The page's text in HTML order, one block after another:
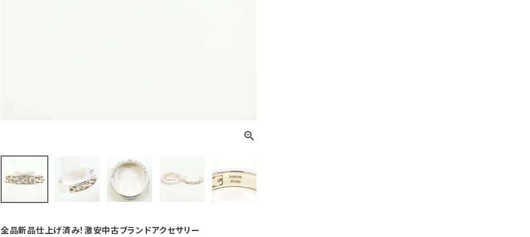
全品新品仕上げ済み！激安中古ブランドアクセサリー